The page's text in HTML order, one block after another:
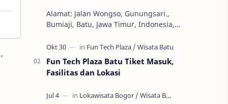
Alamat: Jalan Wongso, Gunungsari.,
Bumiaji, Batu, Jawa Timur, Indonesia,
Ekonomi dan Bisnis, S1, SWASTA, Teknik
Ha…
Fun Tech Plaza Batu Tiket Masuk,
Fasilitas dan Lokasi